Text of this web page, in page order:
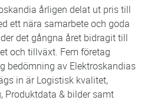
årligen delat ut pris till
ett nära samarbete och goda
det gångna året bidragit till
och tillväxt. Fem företag
bedömning av Elektroskandias
in är Logistisk kvalitet,
Produktdata & bilder samt